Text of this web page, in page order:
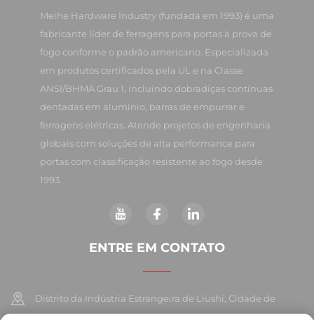
Meihe Hardware Industry (fundada em 1993) é uma
fabricante líder de ferragens para portas à prova de
fogo conforme o padrão americano. Especializada
em produtos certificados pela UL e na Classe
ANSI/BHMA Grau 1, incluindo dobradiças contínuas
dentadas em alumínio, barras de empurrar e
ferragens elétricas. Atende projetos de engenharia
globais com soluções de alta performance para
portas com classificação resistente ao fogo desde
1993.
ENTRE EM CONTATO
Distrito da Indústria Estrangeira de Liushi, Cidade de
Yueqing, China 325604